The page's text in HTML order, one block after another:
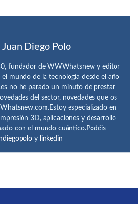
Juan Diego Polo
fundador de WWWhatsnew y editor
el mundo de la tecnología desde el año
no he parado un minuto de prestar
del sector, novedades que os
especializado en
3D, aplicaciones y desarrollo
con el mundo cuántico.Podéis
y linkedin